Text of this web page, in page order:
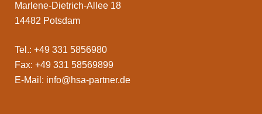
Marlene-Dietrich-Allee 18
14482 Potsdam
Tel.: +49 331 5856980
Fax: +49 331 58569899
E-Mail: info@hsa-partner.de